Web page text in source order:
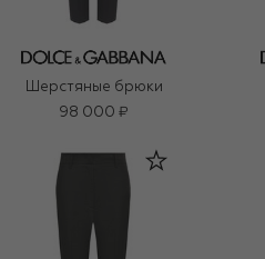
Шерстяные брюки
98 000 ₽